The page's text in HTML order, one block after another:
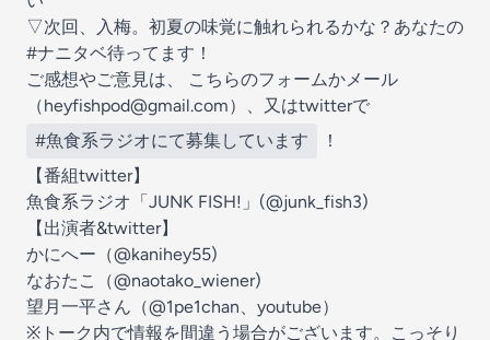
▽次回、入梅。初夏の味覚に触れられるかな？あなたの
#ナニタベ待ってます！
ご感想やご意見は、
こちらのフォームかメール
（heyfishpod@gmail.com）、又はtwitterで
#魚食系ラジオにて募集しています
！
【番組twitter】
魚食系ラジオ「JUNK FISH!」(@junk_fish3)
【出演者&twitter】
かにへー（@kanihey55)
なおたこ（@naotako_wiener)
望月一平さん（@1pe1chan、 youtube）
※トーク内で情報を間違う場合がございます。こっそり